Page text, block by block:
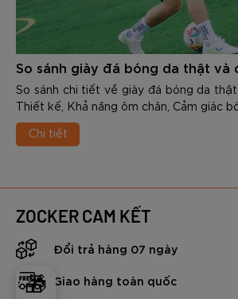
🎁
So sánh giày đá bóng da thật và
So sánh chi tiết về giày đá bóng da
Thiết kế, Khả năng ôm chân, Cảm giác
Chi tiết
ZOCKER CAM KẾT
Đổi trả hàng 07 ngày
Giao hàng toàn quốc